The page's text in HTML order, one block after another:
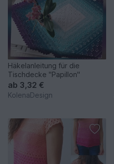
Häkelanleitung für die
Tischdecke "Papillon"
ab 3,32 €
KolenaDesign